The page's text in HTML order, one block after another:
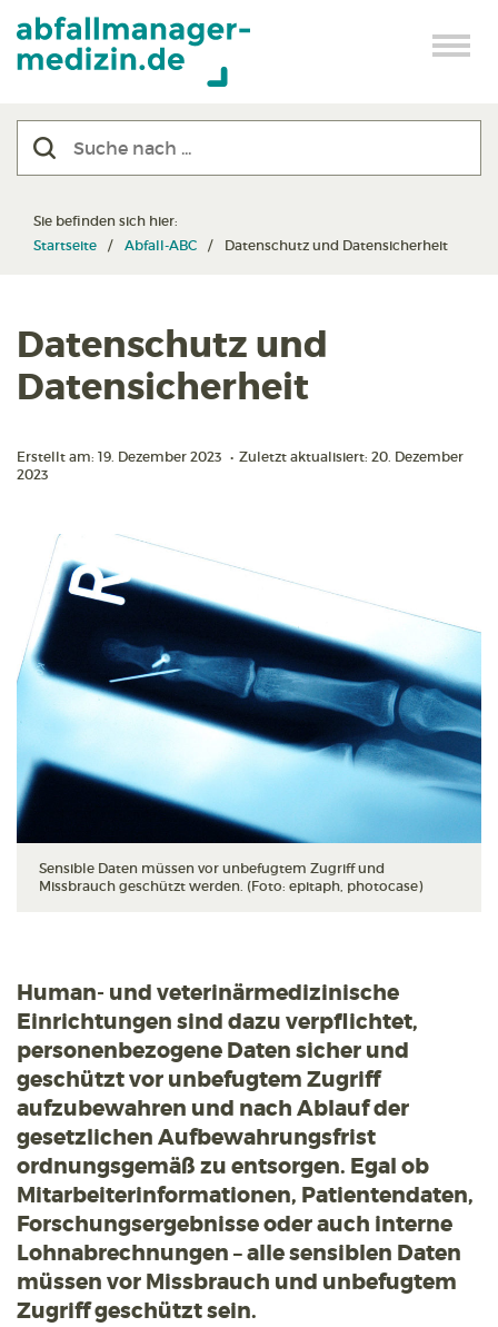
Sie befinden sich hier:
Startseite
Abfall-ABC Datenschutz und Datensicherheit
Datenschutz und
Datensicherheit
Erstellt am: 19. Dezember 2023 • Zuletzt aktualisiert: 20. Dezember
2023
Sensible Daten müssen vor unbefugtem Zugriff und
Missbrauch geschützt werden. (Foto: epitaph, photocase)
Human- und veterinärmedizinische
Einrichtungen sind dazu verpflichtet,
personenbezogene Daten sicher und
geschützt vor unbefugtem Zugriff
aufzubewahren und nach Ablauf der
gesetzlichen Aufbewahrungsfrist
ordnungsgemäß zu entsorgen. Egal ob
Mitarbeiterinformationen, Patientendaten,
Forschungsergebnisse oder auch interne
Lohnabrechnungen – alle sensiblen Daten
müssen vor Missbrauch und unbefugtem
Zugriff geschützt sein.